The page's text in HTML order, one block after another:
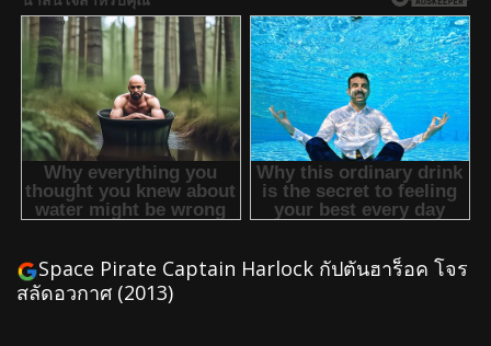
Space Pirate Captain Harlock กัปตันฮาร็อค โจร
สลัดอวกาศ (2013)